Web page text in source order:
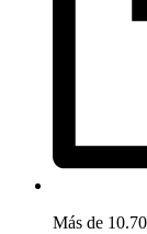
Más de